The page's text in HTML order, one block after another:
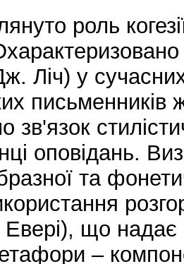
роль
Ліч) у
зв'язок
оповідань.
та
що надає
–